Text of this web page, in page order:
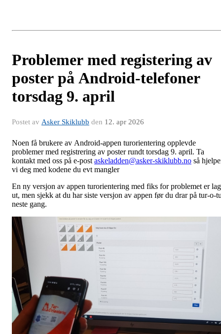
Problemer med registering av
poster på Android-telefoner
torsdag 9. april
Postet av Asker Skiklubb den 12. apr 2026
Noen få brukere av Android-appen turorientering opplevde
problemer med registrering av poster rundt torsdag 9. april. Ta
kontakt med oss på e-post askeladden@asker-skiklubb.no så
vi deg med kodene du evt mangler
En ny versjon av appen turorientering med fiks for problemet er
ut, men sjekk at du har siste versjon av appen før du drar på tur-o-
neste gang.